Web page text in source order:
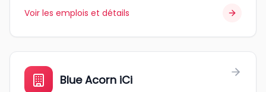
Voir les emplois et détails
Blue Acorn iCi